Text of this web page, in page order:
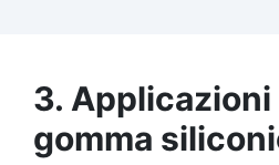
ideale per una pelle
Ideale per Saponi
KariSoap assicura che il
sua bellezza nel tempo,
3. Applicazioni
gomma